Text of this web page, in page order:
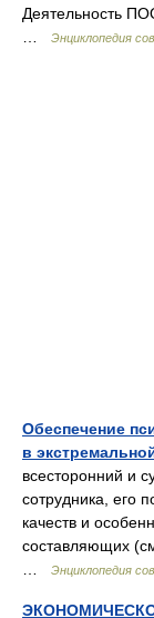
Деятельность
Энциклопедия
Обеспечение
в
всесторонний и
сотрудника, его
качеств и
составляющих
Энциклопедия